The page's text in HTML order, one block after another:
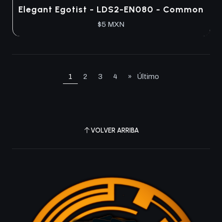
Elegant Egotist - LDS2-EN080 - Common
$5 MXN
1 2 3 4 » Último
VOLVER ARRIBA